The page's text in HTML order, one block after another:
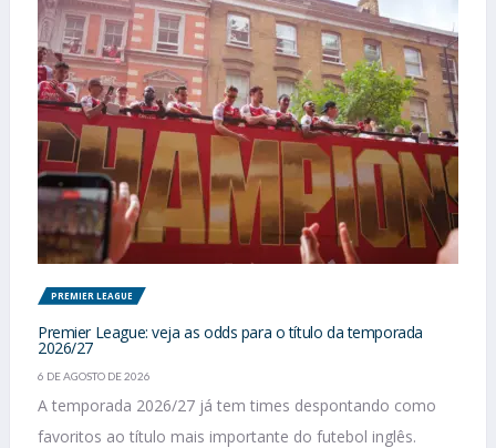
PREMIER LEAGUE
Premier League: veja as odds para o título da temporada
2026/27
6 DE AGOSTO DE 2026
A temporada 2026/27 já tem times despontando como
favoritos ao título mais importante do futebol inglês.